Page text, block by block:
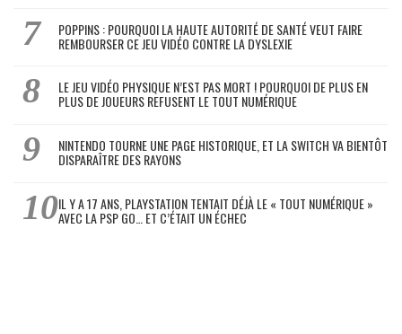
POPPINS : POURQUOI LA HAUTE AUTORITÉ DE SANTÉ VEUT FAIRE
REMBOURSER CE JEU VIDÉO CONTRE LA DYSLEXIE
LE JEU VIDÉO PHYSIQUE N’EST PAS MORT ! POURQUOI DE PLUS EN
PLUS DE JOUEURS REFUSENT LE TOUT NUMÉRIQUE
NINTENDO TOURNE UNE PAGE HISTORIQUE, ET LA SWITCH VA BIENTÔT
DISPARAÎTRE DES RAYONS
IL Y A 17 ANS, PLAYSTATION TENTAIT DÉJÀ LE « TOUT NUMÉRIQUE »
AVEC LA PSP GO… ET C’ÉTAIT UN ÉCHEC